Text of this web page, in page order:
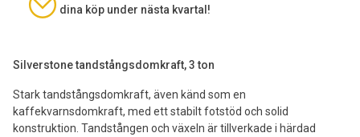
Silverstone tandstångsdomkraft, 3 ton
Stark tandstångsdomkraft, även känd som en
kaffekvarnsdomkraft, med ett stabilt fotstöd och solid
konstruktion. Tandstången och växeln är tillverkade i härdad
dina köp under nästa kvartal!